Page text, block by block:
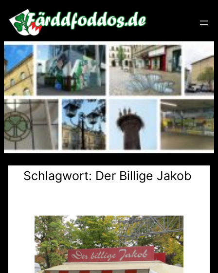
Zum
Inhalt
springen
Schlagwort: Der Billige Jakob